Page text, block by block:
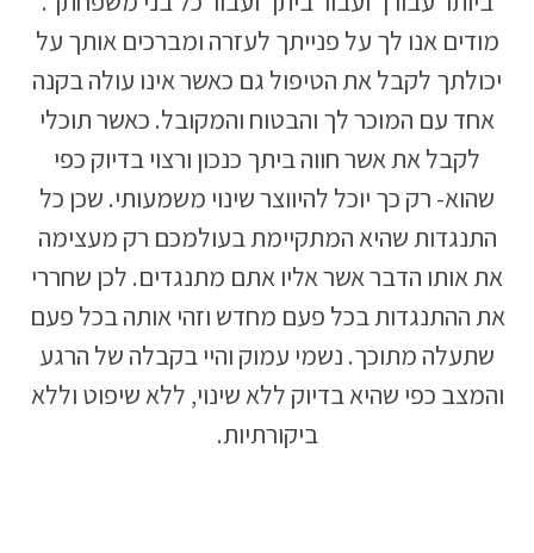
מודים אנו לך על פנייתך לעזרה ומברכים אותך על
יכולתך לקבל את הטיפול גם כאשר אינו עולה בקנה
אחד עם המוכר לך והבטוח והמקובל. כאשר תוכלי
לקבל את אשר חווה ביתך כנכון ורצוי בדיוק כפי
שהוא- רק כך יוכל להיווצר שינוי משמעותי. שכן כל
התנגדות שהיא המתקיימת בעולמכם רק מעצימה
את אותו הדבר אשר אליו אתם מתנגדים. לכן שחררי
את ההתנגדות בכל פעם מחדש וזהי אותה בכל פעם
שתעלה מתוכך. נשמי עמוק והיי בקבלה של הרגע
והמצב כפי שהיא בדיוק ללא שינוי, ללא שיפוט וללא
ביקורתיות.